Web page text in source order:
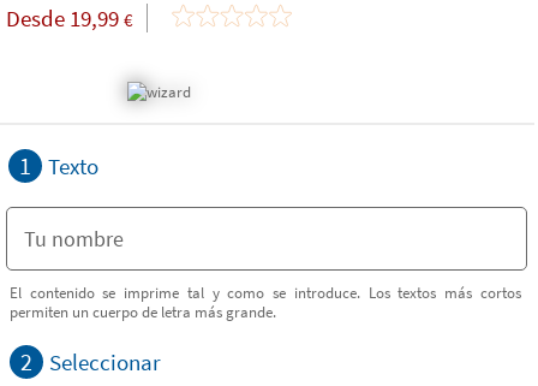
Desde 19,99 €
1 Texto
El contenido se imprime tal y como se introduce. Los textos más cortos
permiten un cuerpo de letra más grande.
2 Seleccionar